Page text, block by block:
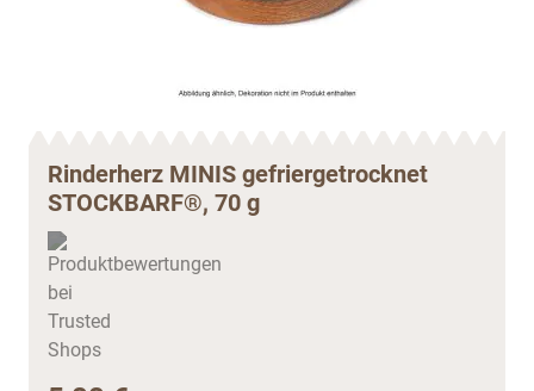
Rinderherz MINIS gefriergetrocknet
STOCKBARF®, 70 g